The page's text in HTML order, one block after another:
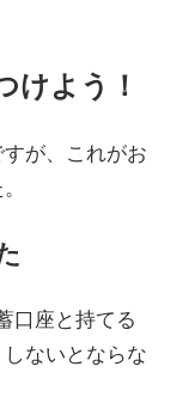
けよう！
が、これがお
口座と持てる
ないとならな